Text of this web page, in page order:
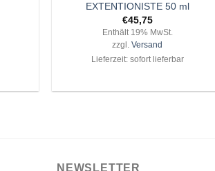
EXTENTIONISTE 50 ml
€45,75
Enthält 19% MwSt.
zzgl.Versand
Lieferzeit: sofort lieferbar
NEWSLETTER